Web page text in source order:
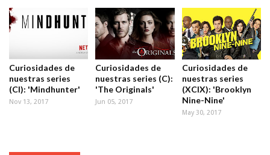
Curiosidades de
nuestras series
(CI): 'Mindhunter'
Nov 13, 2017
Curiosidades de
nuestras series (C):
'The Originals'
Jun 05, 2017
Curiosidades de
nuestras series
(XCIX): 'Brooklyn
Nine-Nine'
May 30, 2017